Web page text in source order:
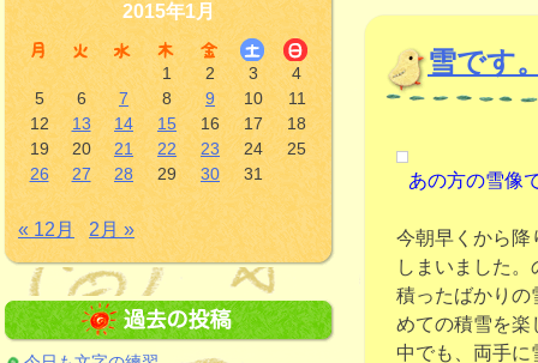
雪です
あの方の雪像
今朝早くから降
しまいました
積ったばかりの
めての積雪を楽
中でも、両手
2015年1月
1 2 3
4
5
6 7 8 9 10
11
12
13 14 15 16 17
18
19
20 21 22 23 24
25
26
27 28 29 30 31
« 12月 2月 »